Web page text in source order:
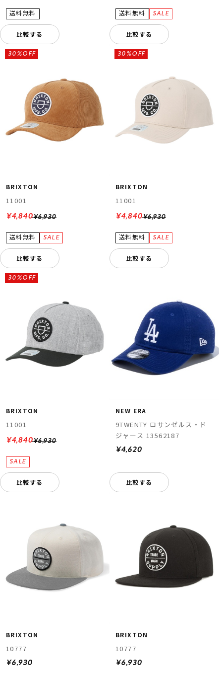
比較する 比較する
BRIXTON
11001
¥6,930
30%OFF
¥4,840
比較する
BRIXTON
11001
¥6,930
30%OFF
¥4,840
比較する
BRIXTON
11001
¥6,930
30%OFF
¥4,840
比較する
NEW ERA
9TWENTY ロサンゼルス・ド
ジャース 13562187
¥4,620
比較する
BRIXTON
10777
¥6,930
BRIXTON
10777
¥6,930